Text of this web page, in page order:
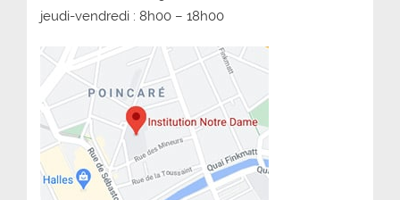
jeudi-vendredi : 8h00 – 18h00